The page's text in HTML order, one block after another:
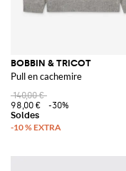
BOBBIN & TRICOT
Pull en cachemire
140,00 €
98,00 €
-30%